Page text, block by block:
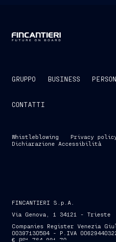
GRUPPO BUSINESS
CONTATTI
Whistleblowing Privacy
Dichiarazione Accessibilità
FINCANTIERI S.p.A.
Via Genova, 1 34121 - Trieste
Companies Register Venezia
00397130584 - P.IVA
€ 881.764.991,70